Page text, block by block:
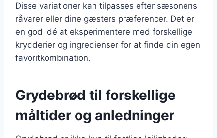
Disse variationer kan tilpasses efter sæsonens
råvarer eller dine gæsters præferencer. Det er
en god idé at eksperimentere med forskellige
krydderier og ingredienser for at finde din egen
favoritkombination.
Grydebrød til forskellige
måltider og anledninger